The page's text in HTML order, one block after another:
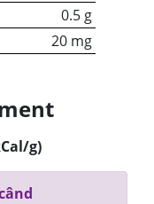
0.5 g
20 mg
g)